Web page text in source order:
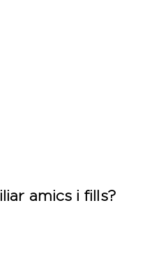
amics i fills?